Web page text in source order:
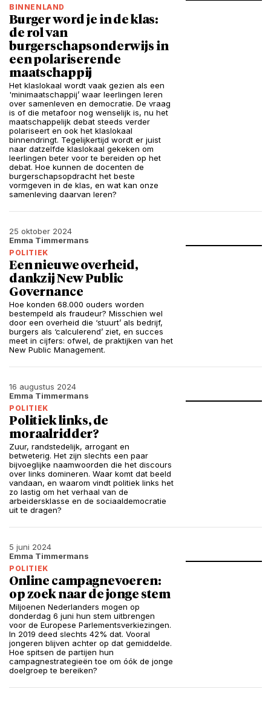
BINNENLAND
Burger word je in de klas:
de rol van
burgerschapsonderwijs in
een polariserende
maatschappij
Het klaslokaal wordt vaak gezien als een
'minimaatschappij’ waar leerlingen leren
over samenleven en democratie. De vraag
is of die metafoor nog wenselijk is, nu het
maatschappelijk debat steeds verder
polariseert en ook het klaslokaal
binnendringt. Tegelijkertijd wordt er juist
naar datzelfde klaslokaal gekeken om
leerlingen beter voor te bereiden op het
debat. Hoe kunnen de docenten de
burgerschapsopdracht het beste
vormgeven in de klas, en wat kan onze
samenleving daarvan leren?
25 oktober 2024
Emma Timmermans
POLITIEK
Een nieuwe overheid,
dankzij New Public
Governance
Hoe konden 68.000 ouders worden
bestempeld als fraudeur? Misschien wel
door een overheid die ‘stuurt’ als bedrijf,
burgers als ‘calculerend’ ziet, en succes
meet in cijfers: ofwel, de praktijken van het
New Public Management.
16 augustus 2024
Emma Timmermans
POLITIEK
Politiek links, de
moraalridder?
Zuur, randstedelijk, arrogant en
betweterig. Het zijn slechts een paar
bijvoeglijke naamwoorden die het discours
over links domineren. Waar komt dat beeld
vandaan, en waarom vindt politiek links het
zo lastig om het verhaal van de
arbeidersklasse en de sociaaldemocratie
uit te dragen?
5 juni 2024
Emma Timmermans
POLITIEK
Online campagnevoeren:
op zoek naar de jonge stem
Miljoenen Nederlanders mogen op
donderdag 6 juni hun stem uitbrengen
voor de Europese Parlementsverkiezingen.
In 2019 deed slechts 42% dat. Vooral
jongeren blijven achter op dat gemiddelde.
Hoe spitsen de partijen hun
campagnestrategieën toe om óók de jonge
doelgroep te bereiken?